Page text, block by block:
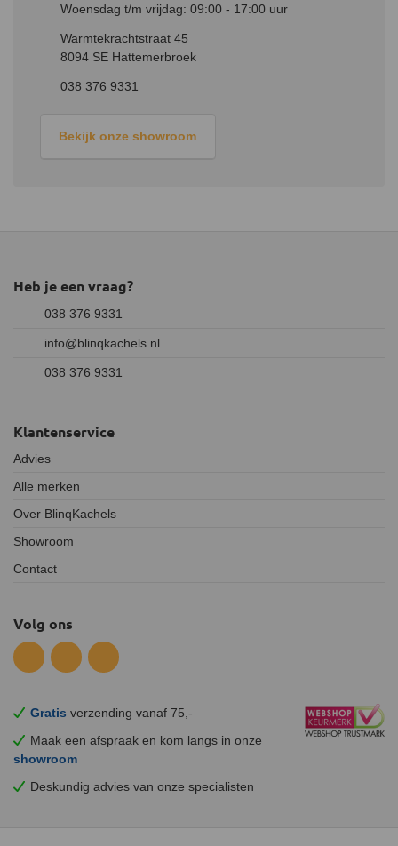
Woensdag t/m vrijdag: 09:00 - 17:00 uur
Warmtekrachtstraat 45
8094 SE Hattemerbroek
038 376 9331
Bekijk onze showroom
Gratis verzending vanaf 75,-
Maak een afspraak en kom langs in onze
showroom
Deskundig advies van onze specialisten
Heb je een vraag?
038 376 9331
info@blinqkachels.nl
038 376 9331
Klantenservice
Advies
Alle merken
Over BlinqKachels
Showroom
Contact
Volg ons